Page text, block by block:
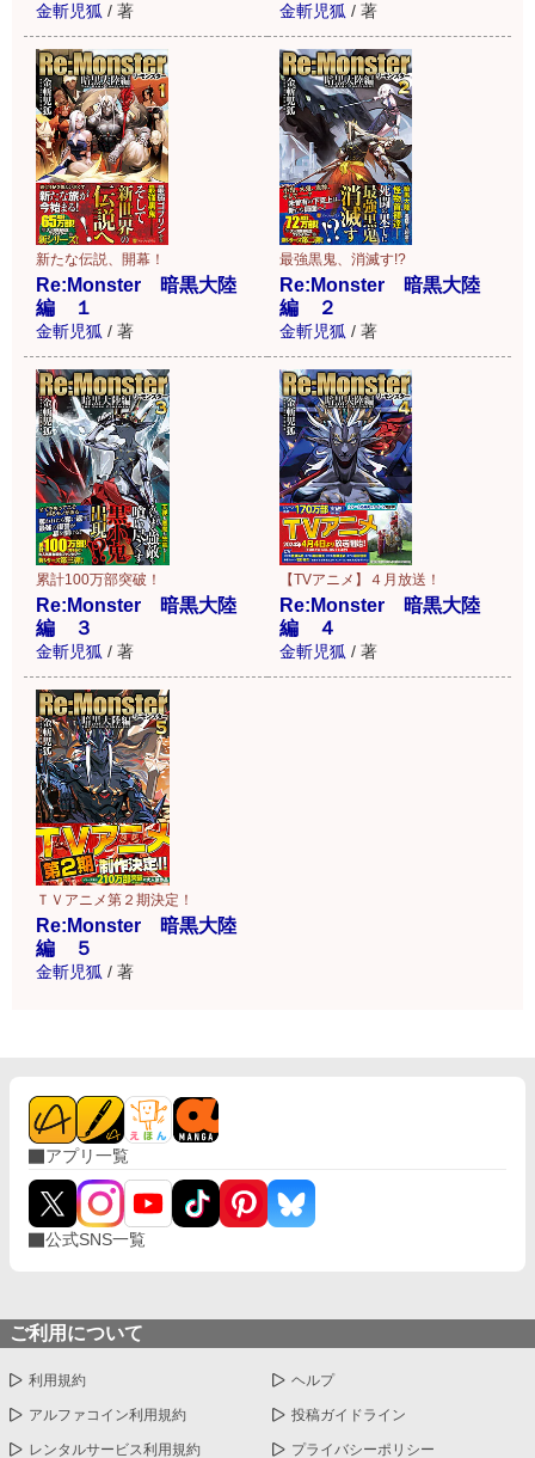
金斬児狐 / 著 金斬児狐 / 著
新たな伝説、開幕！
Re:Monster 暗黒大陸
編 １
金斬児狐 / 著
最強黒鬼、消滅す!?
Re:Monster 暗黒大陸
編 ２
金斬児狐 / 著
累計100万部突破！
Re:Monster 暗黒大陸
編 ３
金斬児狐 / 著
【TVアニメ】４月放送！
Re:Monster 暗黒大陸
編 ４
金斬児狐 / 著
ＴＶアニメ第２期決定！
Re:Monster 暗黒大陸
編 ５
金斬児狐 / 著
アプリ一覧
公式SNS一覧
ご利用について
利用規約 ヘルプ
アルファコイン利用規約 投稿ガイドライン
レンタルサービス利用規約 プライバシーポリシー